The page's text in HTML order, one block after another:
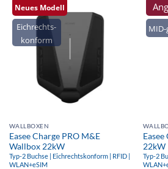
Eichrechts-
konform
Neues Modell
WALLBOXEN
Easee Charge PRO M&E
Wallbox 22kW
Typ-2 Buchse | Eichrechtskonform | RFID |
WLAN+eSIM
22kW
Typ-2